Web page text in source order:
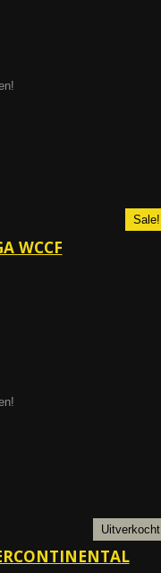
Sale!
WCCF
Uitverkocht